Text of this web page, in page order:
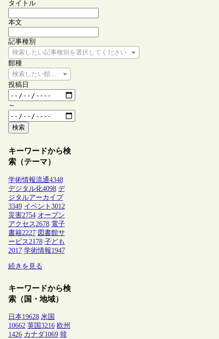
タイトル
本文
記事種別
検索したい記事種別を選択してください
館種
検索したい館種を選択してください
投稿日
～
検索
キーワードから検
索（テーマ）
学術情報流通4348
デジタル化4098 デ
ジタルアーカイブ
3349 イベント 3012
災害2754 オープン
アクセス 2678 電子
書籍2227 図書館サ
ービス 2178 子ども
2017 学術情報1947
続きを見る
キーワードから検
索（国・地域）
日本19628 米国
10662 英国 3216 欧州
1426 カナダ1069 韓